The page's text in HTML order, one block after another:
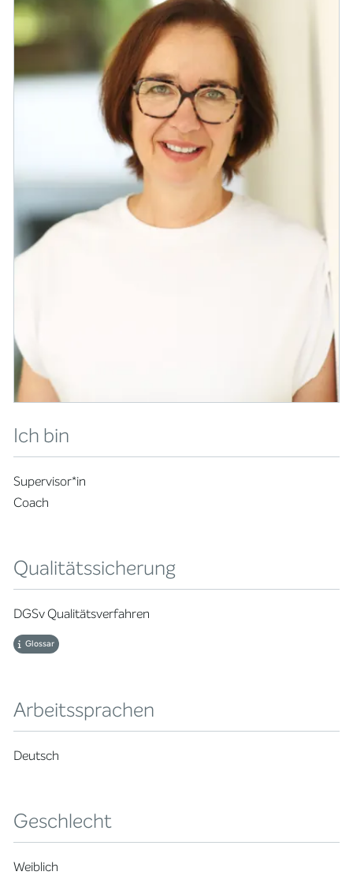
Ich bin
Supervisor*in
Coach
Qualitätssicherung
DGSv Qualitätsverfahren
Glossar
Arbeitssprachen
Deutsch
Geschlecht
Weiblich